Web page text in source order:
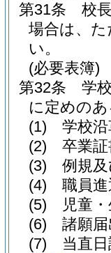
第31条
校
場合は、
い。
(必要表簿)
第32条
学
に定めの
(1)
学校
(2)
卒業
(3)
例規
(4)
職員
(5)
児童
(6)
諸願
(7)
当直